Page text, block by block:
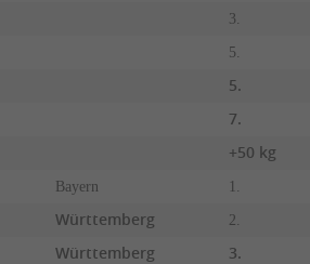
3.
5.
5.
7.
+50 kg
Bayern 1.
Württemberg 2.
Württemberg 3.